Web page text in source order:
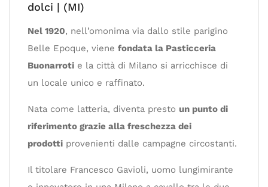
dolci | (MI)
Nel 1920, nell’omonima via dallo stile parigino
Belle Epoque, viene fondata la Pasticceria
Buonarroti e la città di Milano si arricchisce di
un locale unico e raffinato.
Nata come latteria, diventa presto un punto di
riferimento grazie alla freschezza dei
prodotti provenienti dalle campagne circostanti.
Il titolare Francesco Gavioli, uomo lungimirante